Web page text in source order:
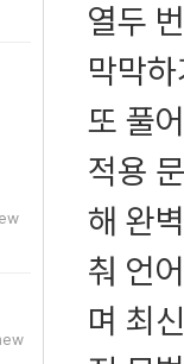
열두
막막
또 풀
적용
해 완
춰 언
며 최